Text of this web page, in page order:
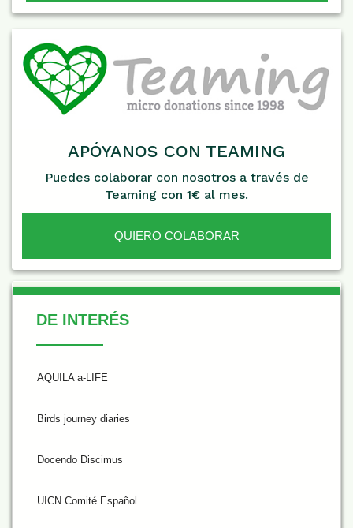
APÓYANOS CON TEAMING
Puedes colaborar con nosotros a través de
Teaming con 1€ al mes.
QUIERO COLABORAR
De Interés
DE INTERÉS
AQUILA a-LIFE
Birds journey diaries
Docendo Discimus
UICN Comité Español